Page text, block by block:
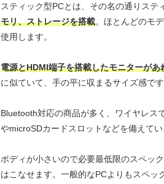
スティック型PCとは、その名の通りステ
モリ、ストレージを搭載。ほとんどのモ
使用します。
電源とHDMI端子を搭載したモニターが
に似ていて、手の平に収まるサイズ感です
Bluetooth対応の商品が多く、ワイヤレス
やmicroSDカードスロットなどを備えてい
ボディが小さいので必要最低限のスペッ
はこなせます。一般的なPCよりもスペッ